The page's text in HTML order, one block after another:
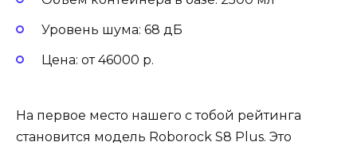
Уровень шума: 68 дБ
Цена: от 46000 р.
На первое место нашего с тобой рейтинга
становится модель Roborock S8 Plus. Это